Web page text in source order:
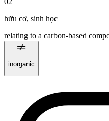
hữu cơ, sinh học
relating to a carbon-based
inorganic